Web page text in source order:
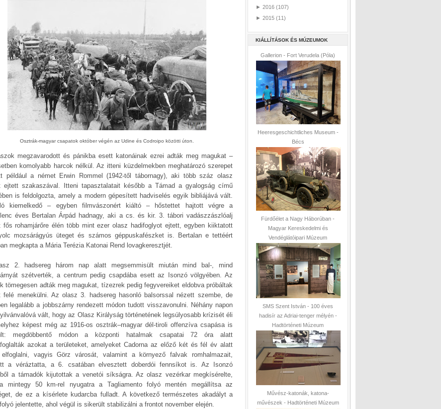
Osztrák-magyar csapatok október végén az Udine és Codroipo közötti úton.
megzavarodott és pánikba esett katonáinak ezrei adták meg magukat –
komolyabb harcok nélkül. Az itteni küzdelmekben meghatározó szerepet
például a német Erwin Rommel (1942-től tábornagy), aki több száz olasz
ejtett szakaszával. Itteni tapasztalatait később a Támad a gyalogság című
is feldolgozta, amely a modern gépesített hadviselés egyik bibliájává vált.
kiemelkedő – egyben filmvászonért kiáltó – hőstettet hajtott végre a
éves Bertalan Árpád hadnagy, aki a cs. és kir. 3. tábori vadászzászlóalj
fős rohamjárőre élén több mint ezer olasz hadifoglyot ejtett, egyben kiiktatott
mozsárágyús üteget és számos géppuskafészket is. Bertalan e tettéért
megkapta a Mária Terézia Katonai Rend lovagkeresztjét.
2. hadsereg három nap alatt megsemmisült miután mind bal-, mind
szétverték, a centrum pedig csapdába esett az Isonzó völgyében. Az
tömegesen adták meg magukat, tízezrek pedig fegyvereiket eldobva próbáltak
felé menekülni. Az olasz 3. hadsereg hasonló balsorssal nézett szembe, de
legalább a jobbszárny rendezett módon tudott visszavonulni. Néhány napon
vált, hogy az Olasz Királyság történetének legsúlyosabb krízisét éli
képest még az 1916-os osztrák–magyar dél-tiroli offenzíva csapása is
megdöbbentő módon a központi hatalmak csapatai 72 óra alatt
azokat a területeket, amelyeket Cadorna az előző két és fél év alatt
vagyis Görz városát, valamint a környező falvak romhalmazait,
a véráztatta, a 6. csatában elvesztett doberdói fennsíkot is. Az Isonzó
a támadók kijutottak a venetói síkságra. Az olasz vezérkar megkísérelte,
mintegy 50 km-rel nyugatra a Tagliamento folyó mentén megállítsa az
de ez a kísérlete kudarcba fulladt. A következő természetes akadályt a
jelentette, ahol végül is sikerült stabilizálni a frontot november elején.
► 2016 (107)
► 2015 (11)
KIÁLLÍTÁSOK ÉS MÚZEUMOK
Gallerion - Fort Verudela (Póla)
Heeresgeschichtliches Museum -
Bécs
Fürdőélet a Nagy Háborúban -
Magyar Kereskedelmi és
Vendéglátóipari Múzeum
SMS Szent István - 100 éves
hadisír az Adriai-tenger mélyén -
Hadtörténeti Múzeum
Művész-katonák, katona-
művészek - Hadtörténeti Múzeum